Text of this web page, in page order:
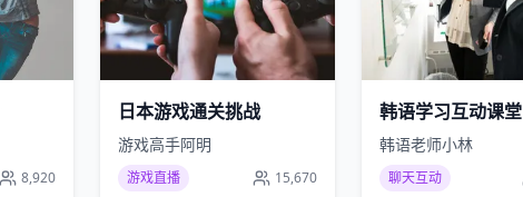
8,920
日本游戏通关挑战
游戏高手阿明
游戏直播 15,670
韩语学习互动课堂
韩语老师小林
聊天互动